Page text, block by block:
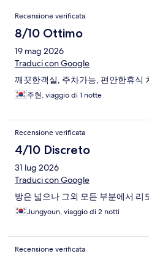
Recensioni
Recensione verificata
8/10 Ottimo
19 mag 2026
Traduci con Google
깨끗한객실, 주차가능, 편안한휴식
주현, viaggio di 1 notte
Recensione verificata
4/10 Discreto
31 lug 2026
Traduci con Google
방은 넓으나 그외 모든 부분에서 리
Jungyoun, viaggio di 2 notti
Recensione verificata